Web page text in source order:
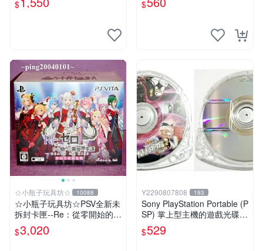
$
數碼寶貝 PSV 港文 港版
$
☆小瓶子玩具坊☆ 10088
☆小瓶子玩具坊☆PSV全新未
拆封卡匣--Re：從零開始的異
世界生活 DEATH OR KISS
限定版 (日版)
$3,020
Y2290807808 193
Sony PlayStation Portable (P
SP) 掌上型主機的遊戲光碟
《火影忍者疾風傳：終極忍者
英雄》
$529